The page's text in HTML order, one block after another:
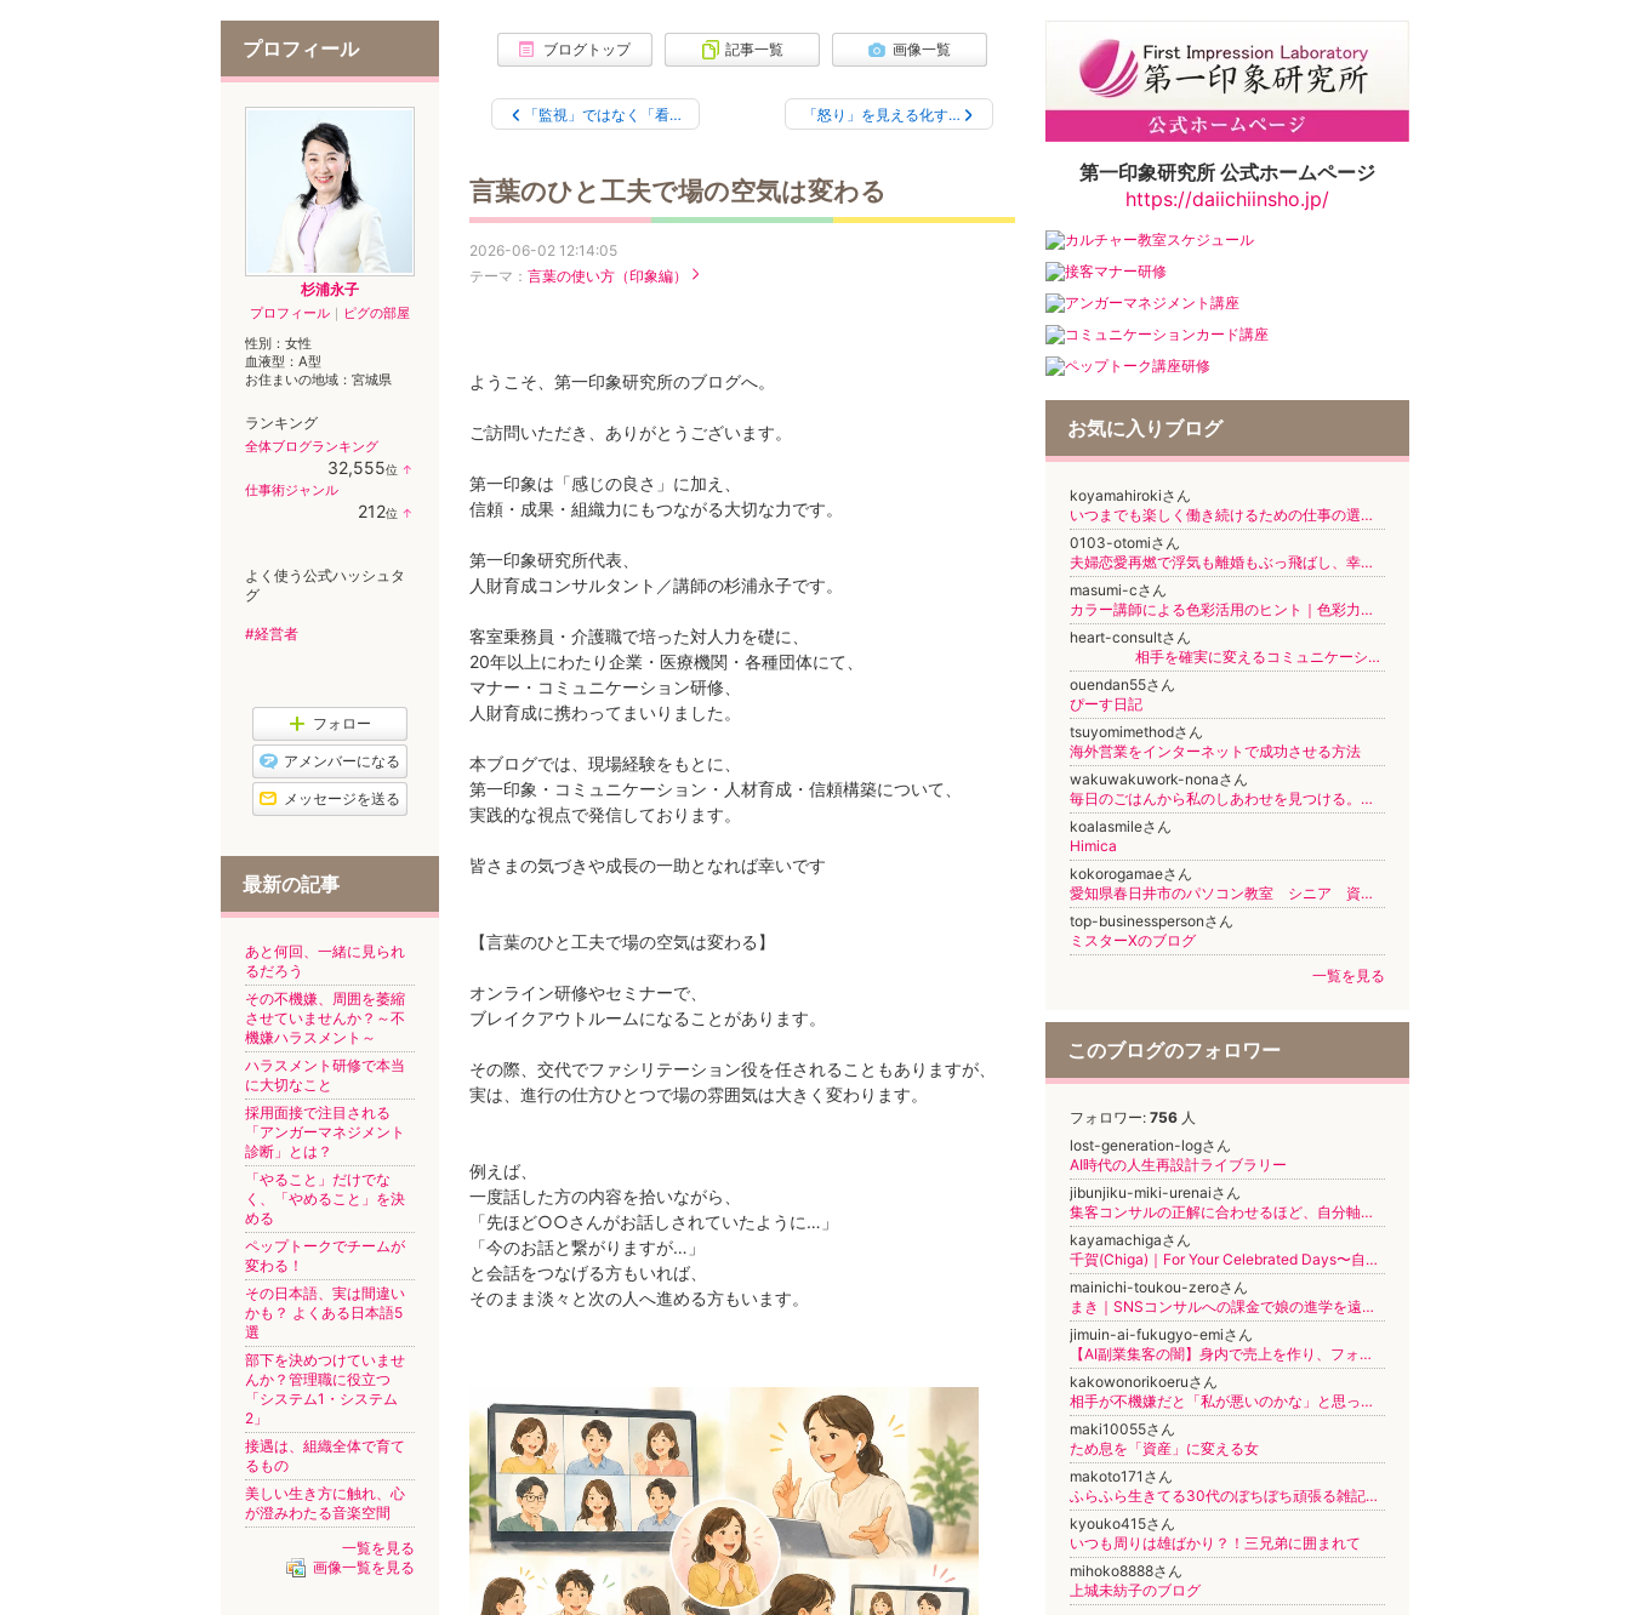
ブログトップ 記事一覧 画像一覧
「監視」ではなく「看… 「怒り」を見える化す…
言葉のひと工夫で場の空気は変わる
2026-06-02 12:14:05
テーマ： 言葉の使い方（印象編）
ようこそ、第一印象研究所のブログへ。
ご訪問いただき、ありがとうございます。
第一印象は「感じの良さ」に加え、
信頼・成果・組織力にもつながる大切な力です。
第一印象研究所代表、
人財育成コンサルタント／講師の杉浦永子です。
客室乗務員・介護職で培った対人力を礎に、
20年以上にわたり企業・医療機関・各種団体にて、
マナー・コミュニケーション研修、
人財育成に携わってまいりました。
本ブログでは、現場経験をもとに、
第一印象・コミュニケーション・人材育成・信頼構築について、
実践的な視点で発信しております。
皆さまの気づきや成長の一助となれば幸いです
【言葉のひと工夫で場の空気は変わる】
オンライン研修やセミナーで、
ブレイクアウトルームになることがあります。
その際、交代でファシリテーション役を任されることもありますが、
実は、進行の仕方ひとつで場の雰囲気は大きく変わります。
例えば、
一度話した方の内容を拾いながら、
「先ほど○○さんがお話しされていたように…」
「今のお話と繋がりますが…」
と会話をつなげる方もいれば、
そのまま淡々と次の人へ進める方もいます。
第一印象研究所 公式ホームページ
https://daiichiinsho.jp/
お気に入りブログ
koyamahirokiさん
いつまでも楽しく働き続けるための仕事の選び方
0103-otomiさん
夫婦恋愛再燃で浮気も離婚もぶっ飛ばし、幸せになる
masumi-cさん
カラー講師による色彩活用のヒント｜色彩力で一歩前進！
heart-consultさん
相手を確実に変えるコミュニケーション&マナー&英語 人材育成コンサルタント 鈴永啓子
ouendan55さん
ぴーす日記
tsuyomimethodさん
海外営業をインターネットで成功させる方法
wakuwakuwork-nonaさん
毎日のごはんから私のしあわせを見つける。【食育講座とオーガニック料理教室のワクワクワークin武蔵小杉】
koalasmileさん
Himica
kokorogamaeさん
愛知県春日井市のパソコン教室 シニア 資格取得 神領 高蔵寺 守山区 志段味
top-businesspersonさん
ミスターXのブログ
一覧を見る
このブログのフォロワー
フォロワー: 756 人
lost-generation-logさん
AI時代の人生再設計ライブラリー
jibunjiku-miki-urenaiさん
集客コンサルの正解に合わせるほど、自分軸を語る私が分からなくなりました。
kayamachigaさん
千賀(Chiga)｜For Your Celebrated Days〜自分らしく輝く人生を生きるコツ〜
mainichi-toukou-zeroさん
まき｜SNSコンサルへの課金で娘の進学を遠ざけ、「大学は行かなくていい」と言わせた母
jimuin-ai-fukugyo-emiさん
【AI副業集客の闇】身内で売上を作り、フォロー・いいね・コメントを送り合って「売れている人」に見せる集客方法を教えられました
kakowonorikoeruさん
相手が不機嫌だと「私が悪いのかな」と思っていた
maki10055さん
ため息を「資産」に変える女
makoto171さん
ふらふら生きてる30代のぼちぼち頑張る雑記ブログ
kyouko415さん
いつも周りは雄ばかり？！三兄弟に囲まれて
mihoko8888さん
上城未紡子のブログ
プロフィール
杉浦永子
プロフィール ｜ ピグの部屋
性別： 女性
血液型： A型
お住まいの地域： 宮城県
ランキング
全体ブログランキング
32,555位 ↑
仕事術ジャンル
212位 ↑
よく使う公式ハッシュタ
グ
#経営者
フォロー
アメンバーになる
メッセージを送る
最新の記事
あと何回、一緒に見られ
るだろう
その不機嫌、周囲を萎縮
させていませんか？～不
機嫌ハラスメント～
ハラスメント研修で本当
に大切なこと
採用面接で注目される
「アンガーマネジメント
診断」とは？
「やること」だけでな
く、「やめること」を決
める
ペップトークでチームが
変わる！
その日本語、実は間違い
かも？ よくある日本語5
選
部下を決めつけていませ
んか？管理職に役立つ
「システム1・システム
2」
接遇は、組織全体で育て
るもの
美しい生き方に触れ、心
が澄みわたる音楽空間
一覧を見る
画像一覧を見る